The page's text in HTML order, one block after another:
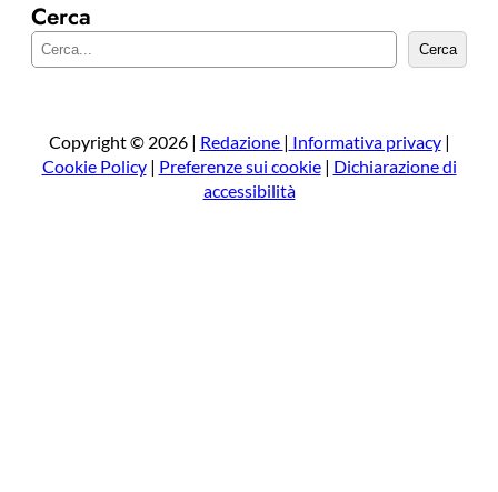
Cerca
e
a
Cerca
Copyright © 2026 | Redazione | Informativa privacy|
Cookie Policy| Preferenze sui cookie| Dichiarazione di
accessibilità